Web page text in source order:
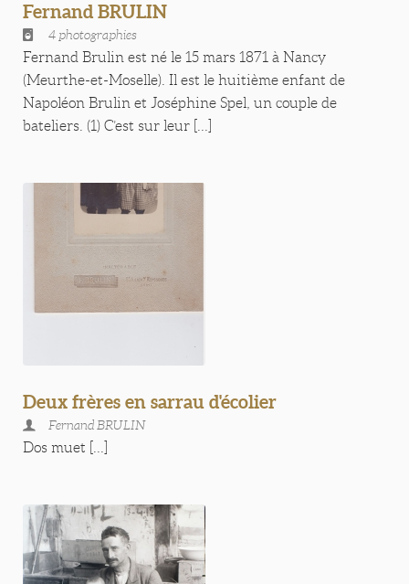
Fernand BRULIN
4 photographies
Fernand Brulin est né le 15 mars 1871 à Nancy
(Meurthe-et-Moselle). Il est le huitième enfant de
Napoléon Brulin et Joséphine Spel, un couple de
bateliers. (1) C’est sur leur [...]
Deux frères en sarrau d'écolier
Fernand BRULIN
Dos muet [...]